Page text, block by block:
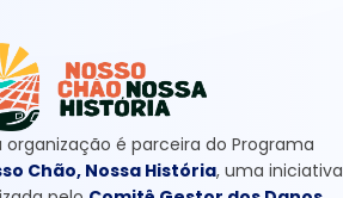
organização é parceira do Programa
Chão, Nossa História, uma iniciativa